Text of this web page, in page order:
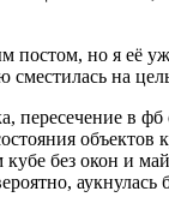
но я её
на
пересечение в фб
объектов
без окон и
аукнулась